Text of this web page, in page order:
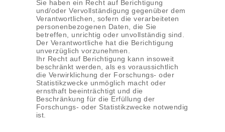
Sie haben ein Recht auf Berichtigung
und/oder Vervollständigung gegenüber dem
Verantwortlichen, sofern die verarbeiteten
personenbezogenen Daten, die Sie
betreffen, unrichtig oder unvollständig sind.
Der Verantwortliche hat die Berichtigung
unverzüglich vorzunehmen.
Ihr Recht auf Berichtigung kann insoweit
beschränkt werden, als es voraussichtlich
die Verwirklichung der Forschungs- oder
Statistikzwecke unmöglich macht oder
ernsthaft beeinträchtigt und die
Beschränkung für die Erfüllung der
Forschungs- oder Statistikzwecke notwendig
ist.